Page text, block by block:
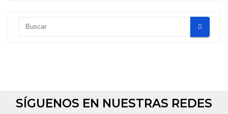
SÍGUENOS EN NUESTRAS REDES